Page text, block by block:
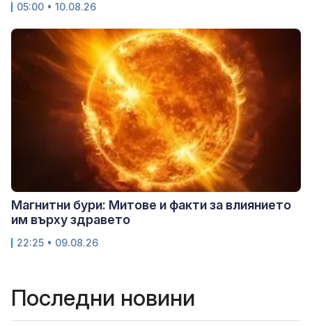
05:00 • 10.08.26
Магнитни бури: Митове и факти за влиянието
им върху здравето
22:25 • 09.08.26
Последни новини